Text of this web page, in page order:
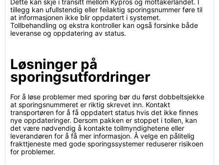
Dette kan skje i transitt mellom Kypros og mottakerlandet. I
tillegg kan ufullstendig eller feilaktig sporingsnummer føre til
at informasjonen ikke blir oppdatert i systemet.
Tollbehandling og ekstra kontroller kan også forsinke både
leveranse og oppdatering av status.
Løsninger på
sporingsutfordringer
For å løse problemer med sporing bør du først dobbeltsjekke
at sporingsnummeret er riktig skrevet inn. Kontakt
transportøren for å få oppdatert status hvis det ikke finnes
nye oppdateringer. Dersom pakken er stoppet i tollen, kan
det være nødvendig å kontakte tollmyndighetene eller
leverandøren for å få mer informasjon. Å velge en pålitelig
frakttjeneste med gode sporingssystemer reduserer risikoen
for problemer.